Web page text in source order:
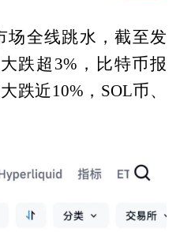
场全线跳水，截至发
跌超3%，比特币报
跌近10%，SOL币、